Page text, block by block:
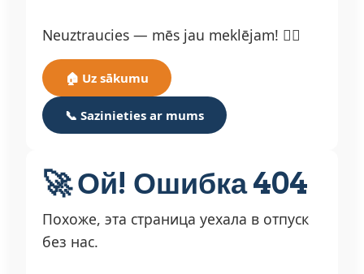
Neuztraucies — mēs jau meklējam! 🕵️‍♂️
🏠 Uz sākumu
📞 Sazinieties ar mums
🚀 Ой! Ошибка 404
Похоже, эта страница уехала в отпуск
без нас.